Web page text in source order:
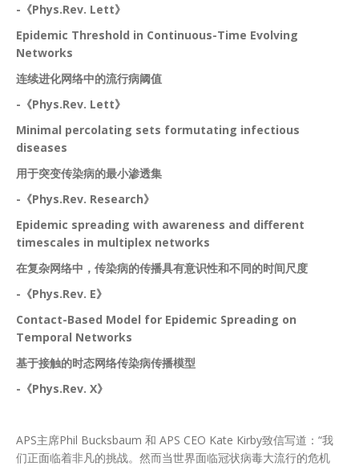
-《Phys.Rev. Lett》
Epidemic Threshold in Continuous-Time Evolving
Networks
连续进化网络中的流行病阈值
-《Phys.Rev. Lett》
Minimal percolating sets formutating infectious
diseases
用于突变传染病的最小渗透集
-《Phys.Rev. Research》
Epidemic spreading with awareness and different
timescales in multiplex networks
在复杂网络中，传染病的传播具有意识性和不同的时间尺度
-《Phys.Rev. E》
Contact-Based Model for Epidemic Spreading on
Temporal Networks
基于接触的时态网络传染病传播模型
-《Phys.Rev. X》
APS主席Phil Bucksbaum 和 APS CEO Kate Kirby致信写道：“我
们正面临着非凡的挑战。然而当世界面临冠状病毒大流行的危机